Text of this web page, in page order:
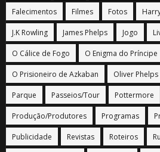
Falecimentos Filmes Fotos
J.K Rowling James Phelps Jogo
O Cálice de Fogo O Enigma do Príncipe
O Prisioneiro de Azkaban Oliver Phelps
Parque Passeios/Tour Pottermore
Produção/Produtores Programas
Publicidade Revistas Roteiros